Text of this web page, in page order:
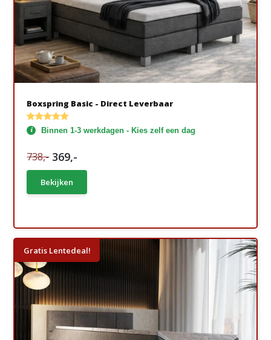
Boxspring Basic - Direct Leverbaar
Binnen 1-3 werkdagen - Kies zelf een dag
738,- 369,-
Bekijken
Gratis Lentedeal!